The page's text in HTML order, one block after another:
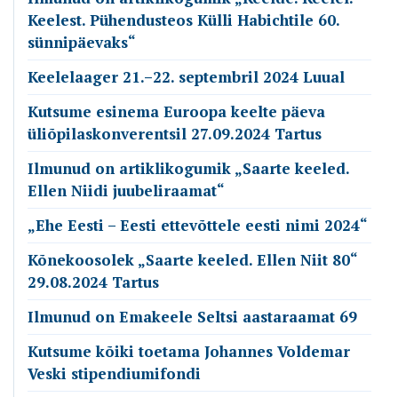
Keelest. Pühendusteos Külli Habichtile 60.
sünnipäevaks“
Keelelaager 21.–22. septembril 2024 Luual
Kutsume esinema Euroopa keelte päeva
üliõpilaskonverentsil 27.09.2024 Tartus
Ilmunud on artiklikogumik „Saarte keeled.
Ellen Niidi juubeliraamat“
„Ehe Eesti – Eesti ettevõttele eesti nimi 2024“
Kõnekoosolek „Saarte keeled. Ellen Niit 80“
29.08.2024 Tartus
Ilmunud on Emakeele Seltsi aastaraamat 69
Kutsume kõiki toetama Johannes Voldemar
Veski stipendiumifondi